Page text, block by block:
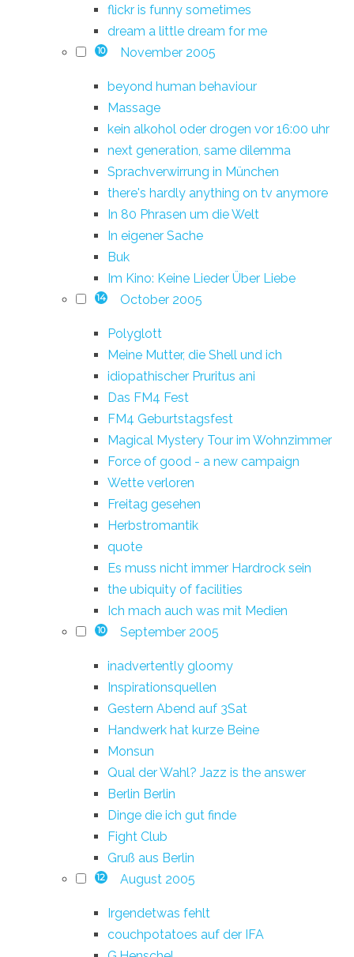
flickr is funny sometimes
dream a little dream for me
10 November 2005
beyond human behaviour
Massage
kein alkohol oder drogen vor 16:00 uhr
next generation, same dilemma
Sprachverwirrung in München
there's hardly anything on tv anymore
In 80 Phrasen um die Welt
In eigener Sache
Buk
Im Kino: Keine Lieder Über Liebe
14 October 2005
Polyglott
Meine Mutter, die Shell und ich
idiopathischer Pruritus ani
Das FM4 Fest
FM4 Geburtstagsfest
Magical Mystery Tour im Wohnzimmer
Force of good - a new campaign
Wette verloren
Freitag gesehen
Herbstromantik
quote
Es muss nicht immer Hardrock sein
the ubiquity of facilities
Ich mach auch was mit Medien
10 September 2005
inadvertently gloomy
Inspirationsquellen
Gestern Abend auf 3Sat
Handwerk hat kurze Beine
Monsun
Qual der Wahl? Jazz is the answer
Berlin Berlin
Dinge die ich gut finde
Fight Club
Gruß aus Berlin
12 August 2005
Irgendetwas fehlt
couchpotatoes auf der IFA